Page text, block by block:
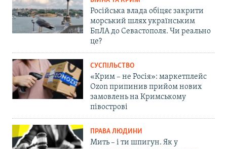
Російська влада обіцяє закрити
морський шлях українським
БпЛА до Севастополя. Чи реально
це?
СУСПІЛЬСТВО
«Крим – не Росія»: маркетплейс
Ozon припинив прийом нових
замовлень на Кримському
півострові
ПРАВА ЛЮДИНИ
Мить – і ти шпигун. Як у